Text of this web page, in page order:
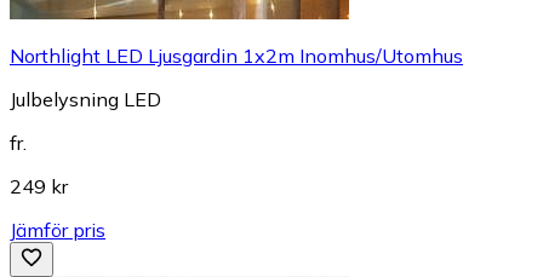
Northlight LED Ljusgardin 1x2m Inomhus/Utomhus
Julbelysning LED
fr.
249 kr
Jämför pris